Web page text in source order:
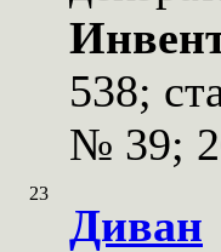
538;
№ 39;
23
Диван